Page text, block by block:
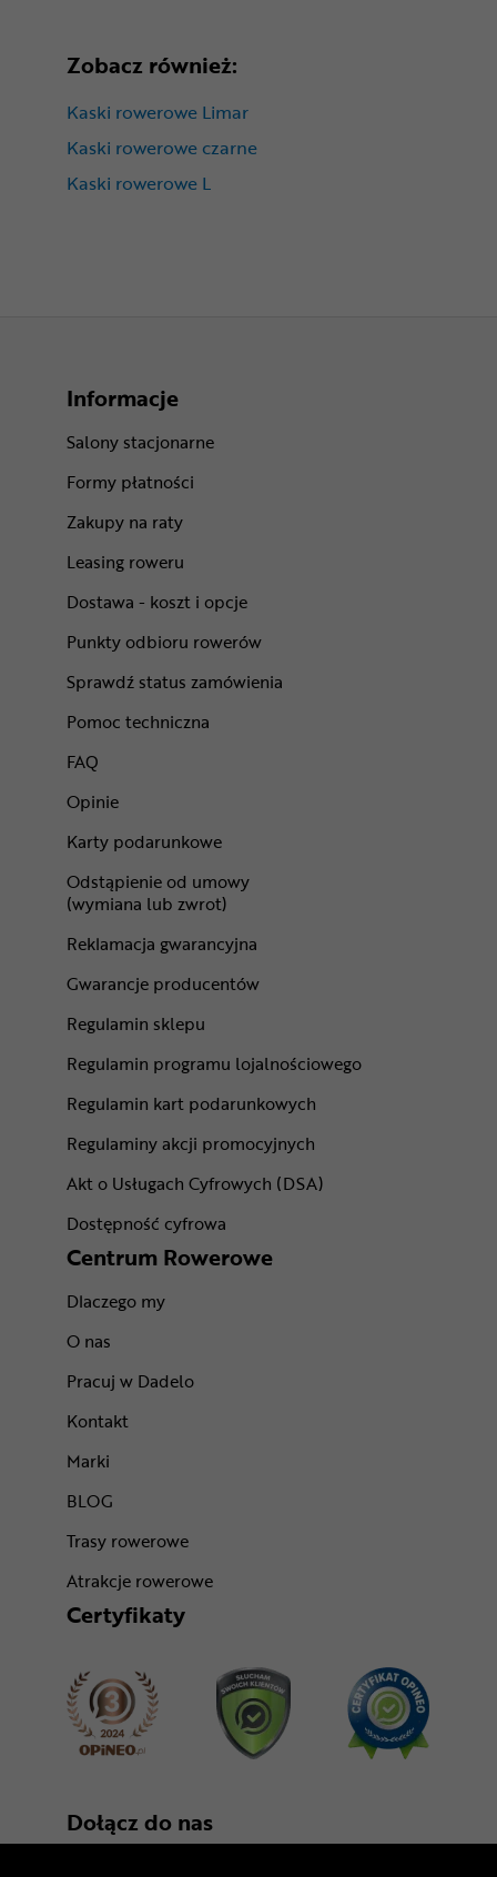
Zobacz również:
Kaski rowerowe Limar
Kaski rowerowe czarne
Kaski rowerowe L
Informacje
Salony stacjonarne
Formy płatności
Zakupy na raty
Leasing roweru
Dostawa - koszt i opcje
Punkty odbioru rowerów
Sprawdź status zamówienia
Pomoc techniczna
FAQ
Opinie
Karty podarunkowe
Odstąpienie od umowy
(wymiana lub zwrot)
Reklamacja gwarancyjna
Gwarancje producentów
Regulamin sklepu
Regulamin programu lojalnościowego
Regulamin kart podarunkowych
Regulaminy akcji promocyjnych
Akt o Usługach Cyfrowych (DSA)
Dostępność cyfrowa
Centrum Rowerowe
Dlaczego my
O nas
Pracuj w Dadelo
Kontakt
Marki
BLOG
Trasy rowerowe
Atrakcje rowerowe
Certyfikaty
Dołącz do nas